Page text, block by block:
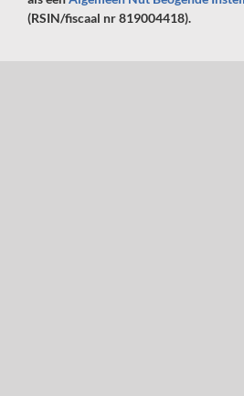
(RSIN/fiscaal nr 819004418).